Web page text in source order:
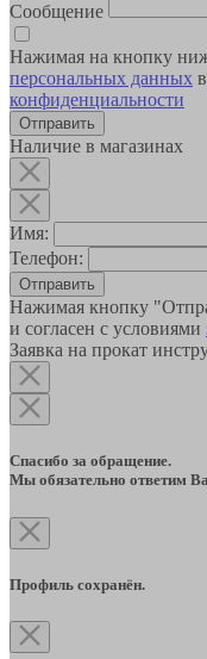
Сообщение
Нажимая на кнопку
персональных данных
конфиденциальности
Наличие в магазинах
Имя:
Телефон:
Отправить
Нажимая кнопку
и согласен с условиями
Заявка на прокат
Спасибо за обращение.
Мы обязательно ответим
Профиль сохранён.